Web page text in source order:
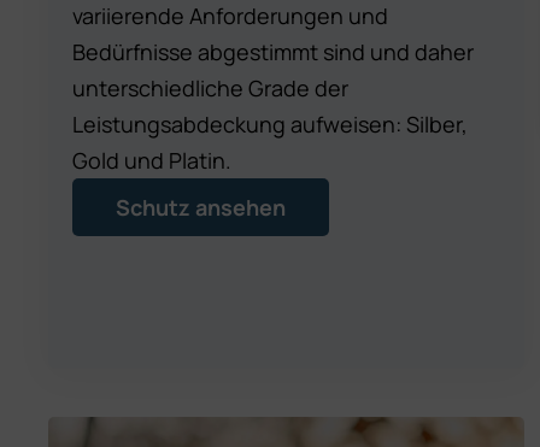
variierende Anforderungen und
Bedürfnisse abgestimmt sind und daher
unterschiedliche Grade der
Leistungsabdeckung aufweisen: Silber,
Gold und Platin.
Schutz ansehen